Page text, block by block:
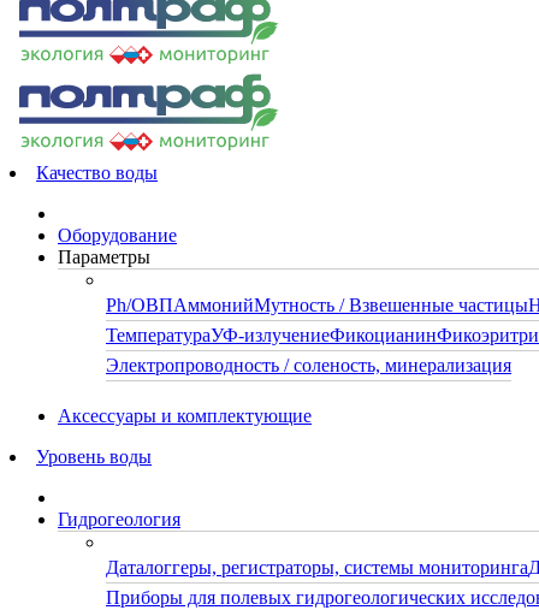
Качество воды
Оборудование
Параметры
Ph/ОВПАммонийМутность / Взвешенные частицы
ТемператураУФ-излучениеФикоцианин
Электропроводность / соленость, минерализация
Аксессуары и комплектующие
Уровень воды
Гидрогеология
Даталоггеры, регистраторы, системы мониторинга
Приборы для полевых гидрогеологических